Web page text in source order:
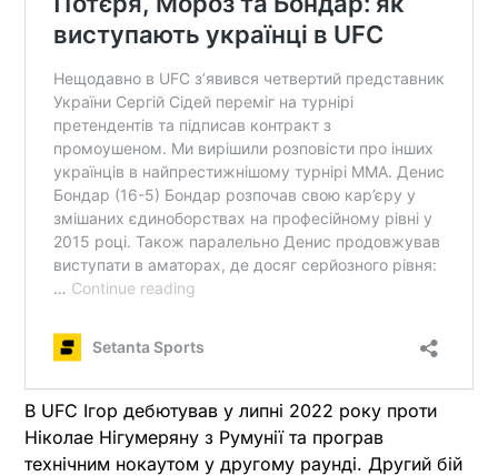
В UFC Ігор дебютував у липні 2022 року проти
Ніколае Нігумеряну з Румунії та програв
технічним нокаутом у другому раунді. Другий бій